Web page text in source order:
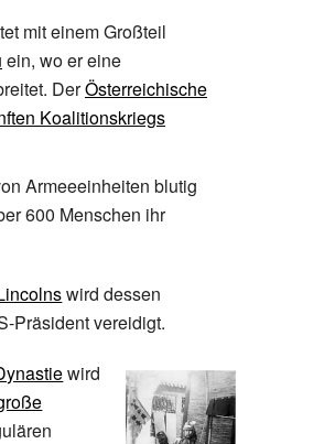
mit einem Großteil
ein, wo er eine
DerÖsterreichische
Koalitionskriegs
Armeeeinheiten blutig
600 Menschen ihr
wird dessen
Präsident vereidigt.
wird